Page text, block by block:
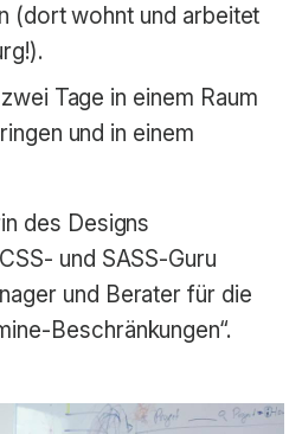
(dort wohnt und arbeitet
Tage in einem Raum
und in einem
des Designs
und SASS-Guru
und Berater für die
Beschränkungen“.